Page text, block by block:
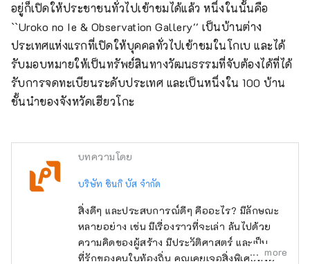
อยู่ก็เปิดให้ประชาชนทั่วไปเข้าชมได้แล้ว หนึ่งในนั้นคือ
``Uroko no Ie & Observation Gallery'' เป็นบ้านต่าง
ประเทศแห่งแรกที่เปิดให้บุคคลทั่วไปเข้าชมในโกเบ และได้
รับมอบหมายให้เป็นทรัพย์สินทางวัฒนธรรมที่จับต้องได้ที่ได้
รับการจดทะเบียนระดับประเทศ และเป็นหนึ่งใน 100 บ้าน
ชั้นนำของจังหวัดเฮียวโกะ
บทความโดย
บริษัท ชินกิ บัส จำกัด
สิ่งดีๆ และประสบการณ์ดีๆ คืออะไร? มีลักษณะ
หลายอย่าง เช่น มีเรื่องราวที่จะเล่า ล้นไปด้วย
ความคิดของผู้สร้าง มีประวัติศาสตร์ และเป็น
ที่รักของคนในท้องถิ่น คุณเคยเจอสิ่งพิเศษหรือmore